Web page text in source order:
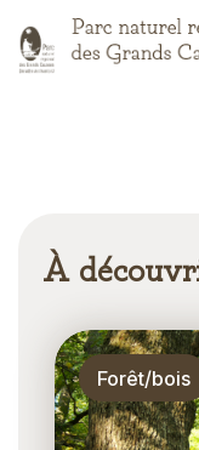
au
contenu
À
Forêt/bois